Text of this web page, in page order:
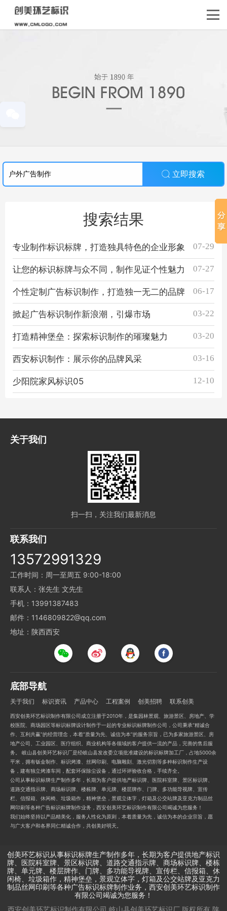
立即搜索
搜索结果
专业制作标识标牌，打造独具特色的企业形象 07-29
让您的标识标牌与众不同，制作见证个性魅力 07-27
个性定制广告标识制作，打造独一无二的品牌 06-17
掀起广告标识制作新浪潮，引爆市场 03-22
打造精神堡垒：探索标识制作的璀璨魅力 03-20
西安标识制作：展示你的品牌风采 03-16
少阳院家风标识05 12-10
关于我们
扫一扫，关注我们最新消息
联系我们
13572991329
工作时间：周一至周五 9:00-18:00
联系人：张先生 文先生
手机：13991387483
邮件：1146809822@qq.com
地址：陕西西安
底部导航
关于我们 标识资讯 产品中心 工程案例 创美招聘 联系创美
西安创美环艺标识制作有限公司成立注册于2010年，是集园林景观、旅游景区、房地产、学
校医院、商场园区等标识标牌设计制作于一起的专业标识标牌制作公司，公司秉承“精诚合
作、互利共赢”的经营理念，本着“质量为先、诚信为本”的服务宗旨，已为多家旅游景区、房
地产公司、工业园区、医疗组织、商业机构等各领域的客户提供一流的产品，完善的售后服
务。 岐山县创美环艺标识厂是经岐山县发改委立项批准建设的标识标牌加工厂，占地5000余
平米，拥有钣金制作、标识烤漆、丝网印刷、电脑雕刻、激光切割等多种标识制作生产设
备，建有独立烤漆车间，配套环保除尘设备，通过环评验收合格，手续齐全。
公司从事标识标牌生产制作多年，长期为客户提供地产标识牌、医院科室牌、景区标识牌、
道路交通指示牌、商场标识牌、楼栋牌、单元牌、楼层牌作、门牌、多功能导视牌、宣传
栏、信报箱、休闲椅、垃圾箱作，精神堡垒，景观立体字，灯箱及公交站牌及亚克力制品丝
网印刷等各种广告标识标牌制作业务，西安创美环艺标识制作有限公司竭诚为您服务！
我们始终坚持以产品精美化，服务人性化为原则，本着质量为先，诚信为本的企业宗旨，愿
与广大客户和各界同仁精诚合作，共创美好明天。
创美环艺标识从事标识标牌生产制作多年，长期为客户提供地产标识
牌、医院科室牌、景区标识牌、道路交通指示牌、商场标识牌、楼栋
牌、单元牌、楼层牌作、门牌、多功能导视牌、宣传栏、信报箱、休
闲椅、垃圾箱作，精神堡垒，景观立体字，灯箱及公交站牌及亚克力
制品丝网印刷等各种广告标识标牌制作业务，西安创美环艺标识制作
有限公司竭诚为您服务！
西安创美环艺标识制作有限公司 岐山县创美环艺标识厂 版权所有 陕